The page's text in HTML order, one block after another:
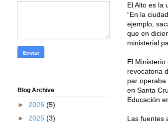
El Alto es la
“En la
ejemplo,
que en
ministerial
El
revocatoria
par operaba
en Santa
Educación
Las fuentes
Blog Archive
► 2026 (5)
► 2025 (3)